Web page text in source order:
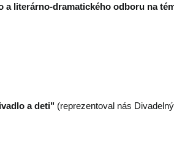
a literárno-dramatického odboru na
a deti" (reprezentoval nás